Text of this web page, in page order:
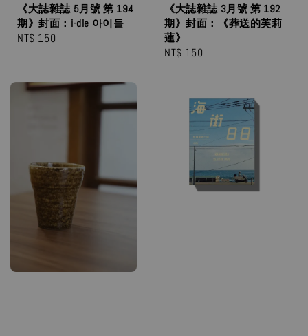
《大誌雜誌 5月號 第 194
期》封面：i-dle 아이들
Regular
NT$ 150
《大誌雜誌 3月號 第 192
期》封面：《葬送的芙莉
蓮》
Regular
NT$ 150